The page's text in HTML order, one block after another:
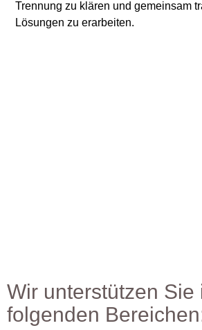
Trennung zu klären und gemeinsam
Lösungen zu erarbeiten.
Wir unterstützen Sie
folgenden